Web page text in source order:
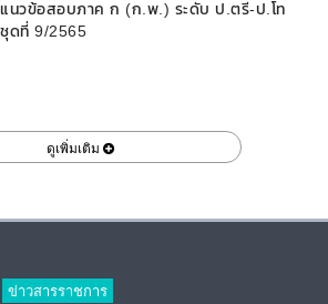
แนวข้อสอบภาค ก (ก.พ.) ระดับ ป.ตรี-ป.โท
ชุดที่ 9/2565
ดูเพิ่มเติม
ข่าวสารราชการ